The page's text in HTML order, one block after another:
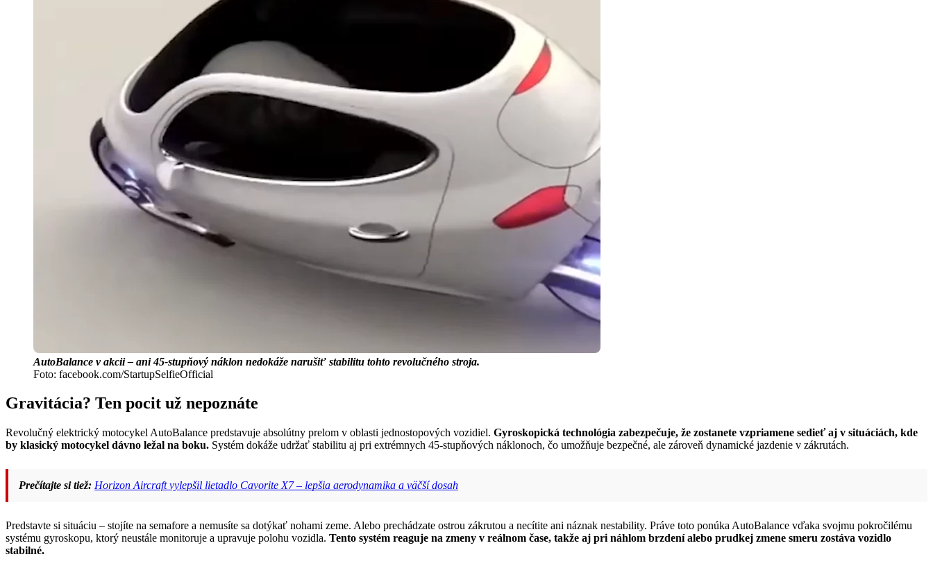
AutoBalance v akcii – ani 45-stupňový náklon nedokáže narušiť stabilitu tohto revolučného stroja.
Foto: facebook.com/StartupSelfieOfficial
Gravitácia? Ten pocit už nepoznáte
Revolučný elektrický motocykel AutoBalance predstavuje absolútny prelom v oblasti jednostopových vozidiel. Gyroskopická technológia zabezpečuje, že zostanete vzpriamene sedieť aj v situáciách, kde
by klasický motocykel dávno ležal na boku. Systém dokáže udržať stabilitu aj pri extrémnych 45-stupňových náklonoch, čo umožňuje bezpečné, ale zároveň dynamické jazdenie v zákrutách.
Prečítajte si tiež: Horizon Aircraft vylepšil lietadlo Cavorite X7 – lepšia aerodynamika a väčší dosah
Predstavte si situáciu – stojíte na semafore a nemusíte sa dotýkať nohami zeme. Alebo prechádzate ostrou zákrutou a necítite ani náznak nestability. Práve toto ponúka AutoBalance vďaka svojmu pokročilému
systému gyroskopu, ktorý neustále monitoruje a upravuje polohu vozidla. Tento systém reaguje na zmeny v reálnom čase, takže aj pri náhlom brzdení alebo prudkej zmene smeru zostáva vozidlo
stabilné.